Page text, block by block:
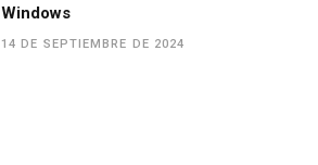
Windows
14 DE SEPTIEMBRE DE 2024